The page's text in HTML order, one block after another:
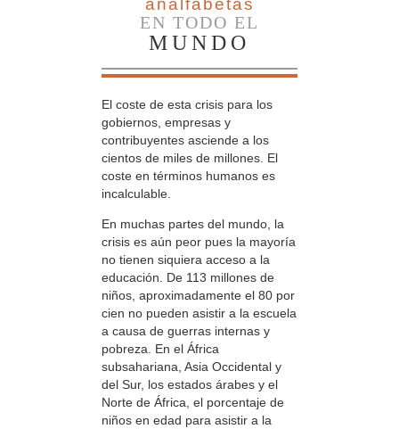
EN TODO EL
MUNDO
El coste de esta crisis para los
gobiernos, empresas y
contribuyentes asciende a los
cientos de miles de millones. El
coste en términos humanos es
incalculable.
En muchas partes del mundo, la
crisis es aún peor pues la mayoría
no tienen siquiera acceso a la
educación. De 113 millones de
niños, aproximadamente el 80 por
cien no pueden asistir a la escuela
a causa de guerras internas y
pobreza. En el África
subsahariana, Asia Occidental y
del Sur, los estados árabes y el
Norte de África, el porcentaje de
niños en edad para asistir a la